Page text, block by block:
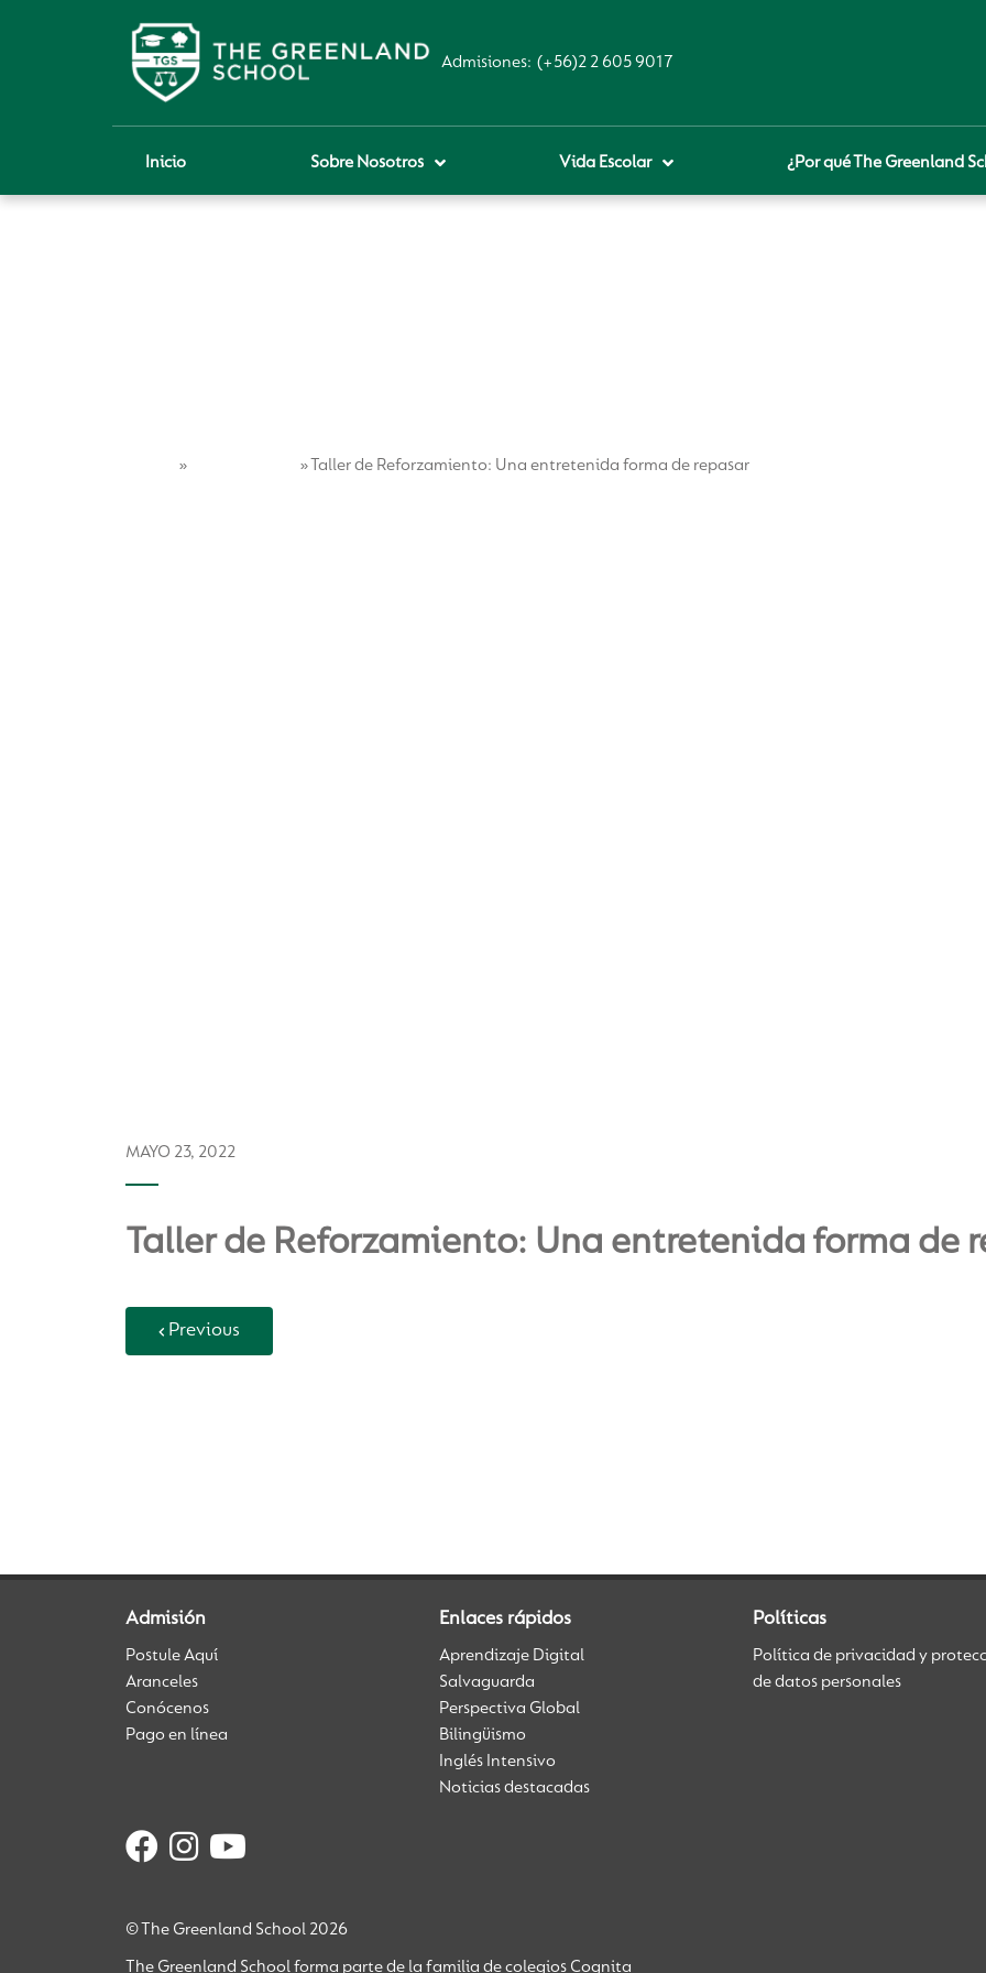
Admisiones: (+56)2 2 605 9017
Inicio Sobre Nosotros Vida Escolar ¿Por qué The Greenland
» » Taller de Reforzamiento: Una entretenida forma de repasar
MAYO 23, 2022
Taller de Reforzamiento: Una entretenida forma de
Previous
Admisión
Postule Aquí
Aranceles
Conócenos
Pago en línea
Enlaces rápidos
Aprendizaje Digital
Salvaguarda
Perspectiva Global
Bilingüismo
Inglés Intensivo
Noticias destacadas
Políticas
Política de privacidad y
de datos personales
© The Greenland School 2026
The Greenland School forma parte de la familia de colegios Cognita